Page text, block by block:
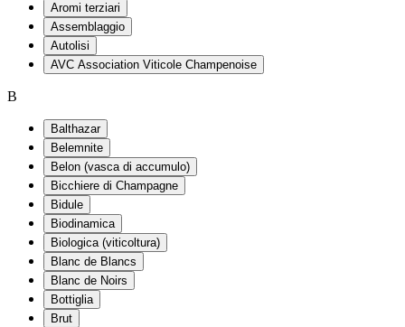
Aromi terziari
Assemblaggio
Autolisi
AVC Association Viticole Champenoise
B
Balthazar
Belemnite
Belon (vasca di accumulo)
Bicchiere di Champagne
Bidule
Biodinamica
Biologica (viticoltura)
Blanc de Blancs
Blanc de Noirs
Bottiglia
Brut